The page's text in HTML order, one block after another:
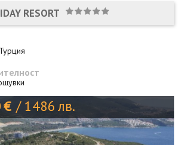
КОНТАКТИ
RESORT
€ / 1486 лв.